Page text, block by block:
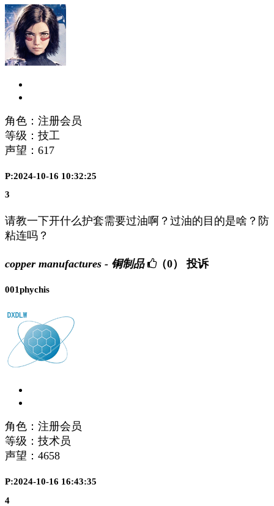
角色：注册会员
等级：技工
声望： 617
P:2024-10-16 10:32:25
3
请教一下开什么护套需要过油啊？过油的目的是啥？防
粘连吗？
copper manufactures - 铜制品 （0） 投诉
001phychis
角色：注册会员
等级：技术员
声望： 4658
P:2024-10-16 16:43:35
4